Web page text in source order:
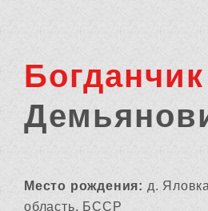
Богданчик
Место рождения: д.
область, БССР